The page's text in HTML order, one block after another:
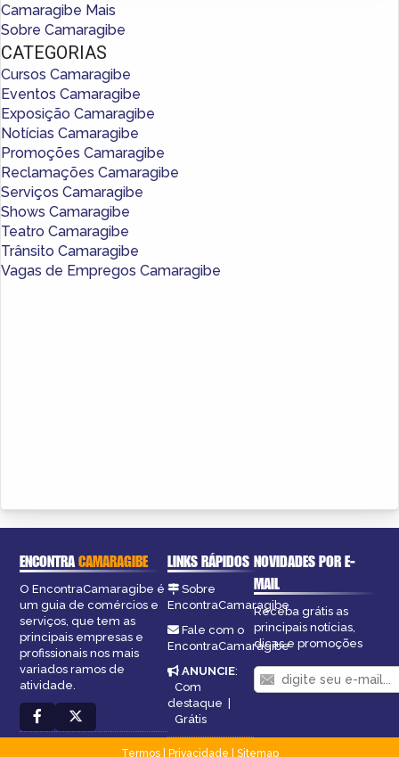
Camaragibe Mais
Sobre Camaragibe
CATEGORIAS
Cursos Camaragibe
Eventos Camaragibe
Exposição Camaragibe
Notícias Camaragibe
Promoções Camaragibe
Reclamações Camaragibe
Serviços Camaragibe
Shows Camaragibe
Teatro Camaragibe
Trânsito Camaragibe
Vagas de Empregos Camaragibe
ENCONTRACAMARAGIBE
O EncontraCamaragibe é
um guia de comércios e
serviços, que tem as
principais empresas e
profissionais nos mais
variados ramos de
atividade.
LINKS RÁPIDOS
Sobre
EncontraCamaragibe
Fale com o
EncontraCamaragibe
ANUNCIE:
Com
destaque
Grátis
NOVIDADES POR E-
MAIL
Receba grátis as
principais notícias,
dicas e promoções
Termos| Privacidade
Sitemap